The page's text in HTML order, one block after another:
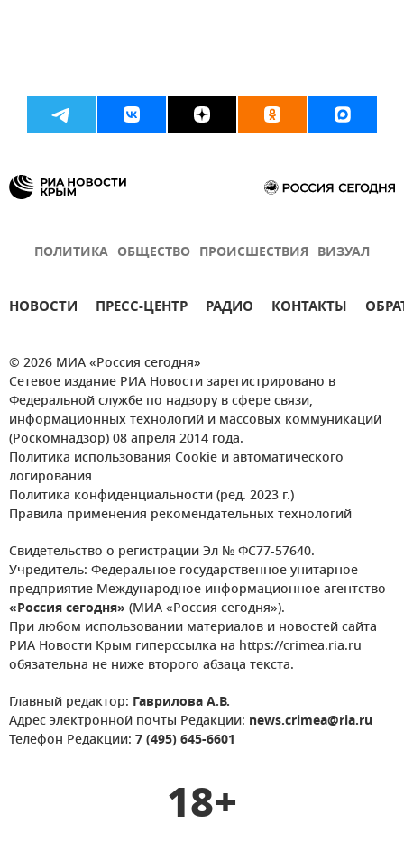
ПОЛИТИКА ОБЩЕСТВО ПРОИСШЕСТВИЯ ВИЗУАЛ
НОВОСТИ ПРЕСС-ЦЕНТР РАДИО КОНТАКТЫ
© 2026 МИА «Россия сегодня»
Сетевое издание РИА Новости зарегистрировано в
Федеральной службе по надзору в сфере связи,
информационных технологий и массовых коммуникаций
(Роскомнадзор) 08 апреля 2014 года.
Политика использования Cookie и автоматического
логирования
Политика конфиденциальности (ред. 2023 г.)
Правила применения рекомендательных технологий
Свидетельство о регистрации Эл № ФС77-57640.
Учредитель: Федеральное государственное унитарное
предприятие Международное информационное агентство
«Россия сегодня» (МИА «Россия сегодня»).
При любом использовании материалов и новостей сайта
РИА Новости Крым гиперссылка на https://crimea.ria.ru
обязательна не ниже второго абзаца текста.
Главный редактор: Гаврилова А.В.
Адрес электронной почты Редакции: news.crimea@ria.ru
Телефон Редакции: 7 (495) 645-6601
18+